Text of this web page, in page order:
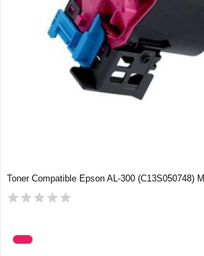
Toner Compatible Epson AL-300 (C13S050748)